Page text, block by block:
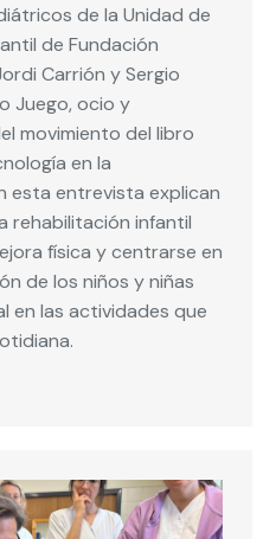
de la Unidad de
de Fundación
Carrión y Sergio
Juego, ocio y
movimiento del libro
en la
esta entrevista explican
rehabilitación infantil
física y centrarse en
de los niños y niñas
en las actividades que